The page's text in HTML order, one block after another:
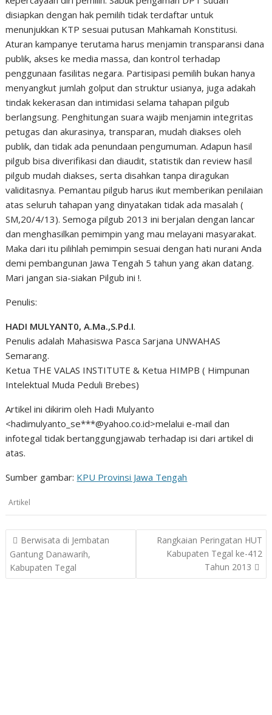
disiapkan dengan hak pemilih tidak terdaftar untuk
menunjukkan KTP sesuai putusan Mahkamah Konstitusi.
Aturan kampanye terutama harus menjamin transparansi dana
publik, akses ke media massa, dan kontrol terhadap
penggunaan fasilitas negara. Partisipasi pemilih bukan hanya
menyangkut jumlah golput dan struktur usianya, juga adakah
tindak kekerasan dan intimidasi selama tahapan pilgub
berlangsung. Penghitungan suara wajib menjamin integritas
petugas dan akurasinya, transparan, mudah diakses oleh
publik, dan tidak ada penundaan pengumuman. Adapun hasil
pilgub bisa diverifikasi dan diaudit, statistik dan review hasil
pilgub mudah diakses, serta disahkan tanpa diragukan
validitasnya. Pemantau pilgub harus ikut memberikan penilaian
atas seluruh tahapan yang dinyatakan tidak ada masalah (
SM,20/4/13). Semoga pilgub 2013 ini berjalan dengan lancar
dan menghasilkan pemimpin yang mau melayani masyarakat.
Maka dari itu pilihlah pemimpin sesuai dengan hati nurani Anda
demi pembangunan Jawa Tengah 5 tahun yang akan datang.
Mari jangan sia-siakan Pilgub ini !.
Penulis:
HADI MULYANT0, A.Ma.,S.Pd.I.
Penulis adalah Mahasiswa Pasca Sarjana UNWAHAS
Semarang.
Ketua THE VALAS INSTITUTE & Ketua HIMPB ( Himpunan
Intelektual Muda Peduli Brebes)
Artikel ini dikirim oleh Hadi Mulyanto
<hadimulyanto_se***@yahoo.co.id>melalui e-mail dan
infotegal tidak bertanggungjawab terhadap isi dari artikel di
atas.
Sumber gambar: KPU Provinsi Jawa Tengah
Artikel
Post
navigation
Berwisata di Jembatan
Gantung Danawarih,
Kabupaten Tegal
Rangkaian Peringatan HUT
Kabupaten Tegal ke-412
Tahun 2013